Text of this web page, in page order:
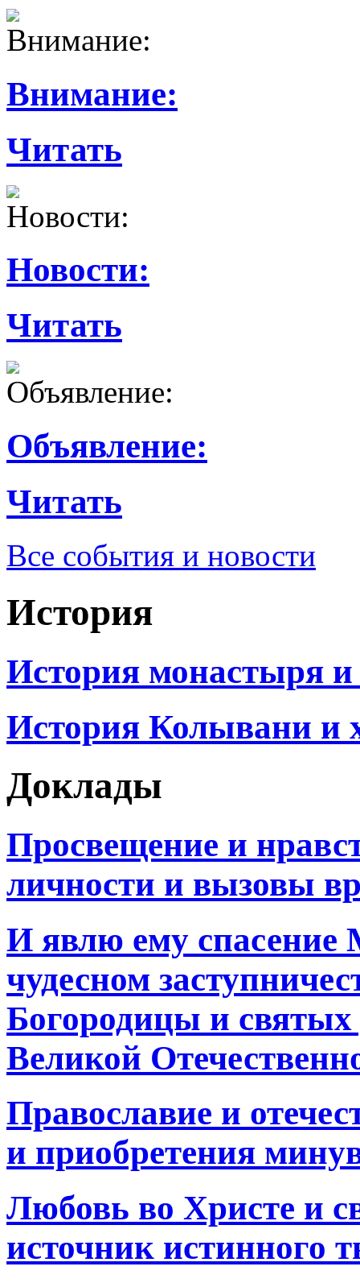
Внимание:
Читать
Новости:
Читать
Объявление:
Читать
Все события и новости
История
История монастыря
История Колывани и
Доклады
Просвещение и
личности и вызовы
И явлю ему спасение
чудесном
Богородицы и святых
Великой
Православие и
и приобретения
Любовь во Христе и
источник истинного